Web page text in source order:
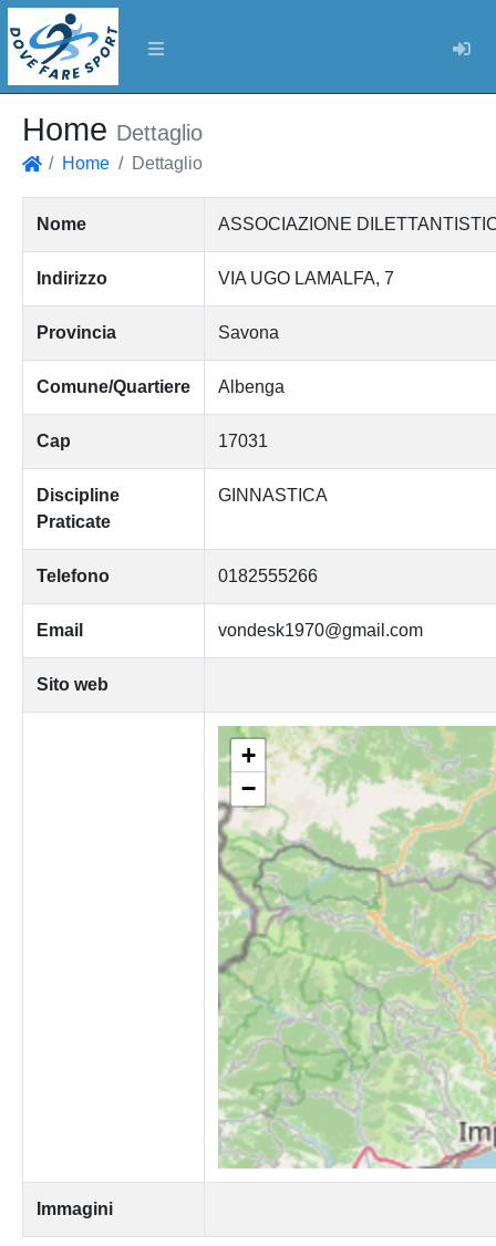
Home Dettaglio
Home Dettaglio
Nome ASSOCIAZIONE
Indirizzo VIA UGO LAMALFA, 7
Provincia Savona
Comune/Quartiere Albenga
Cap 17031
Discipline
Praticate
GINNASTICA
Telefono 0182555266
Email vondesk1970@gmail.com
Sito web
+
−
Immagini